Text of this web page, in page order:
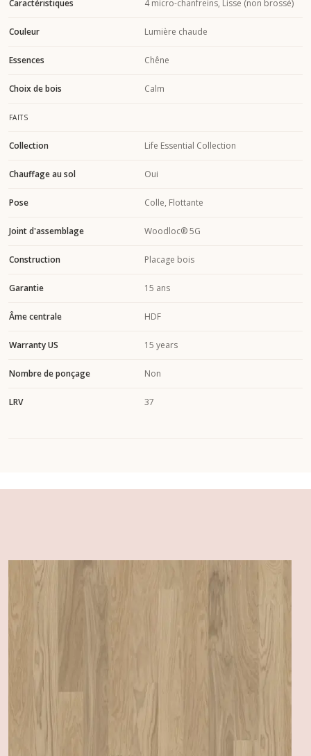
Caractéristiques 4 micro-chanfreins, Lisse (non brossé)
Couleur Lumière chaude
Essences Chêne
Choix de bois Calm
FAITS
Collection Life Essential Collection
Chauffage au sol Oui
Pose Colle, Flottante
Joint d'assemblage Woodloc® 5G
Construction Placage bois
Garantie 15 ans
Âme centrale HDF
Warranty US 15 years
Nombre de ponçage Non
LRV 37